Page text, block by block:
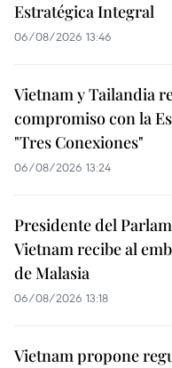
Estratégica Integral
06/08/2026 13:46
Vietnam y Tailandia
compromiso con la
"Tres Conexiones"
06/08/2026 13:24
Presidente del
Vietnam recibe al
de Malasia
06/08/2026 13:18
Vietnam propone